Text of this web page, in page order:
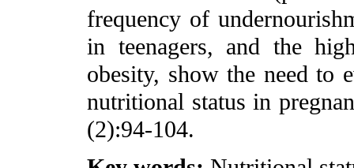
frequency of
in teenagers, and the
obesity, show the need to
nutritional status in
(2):94-104.